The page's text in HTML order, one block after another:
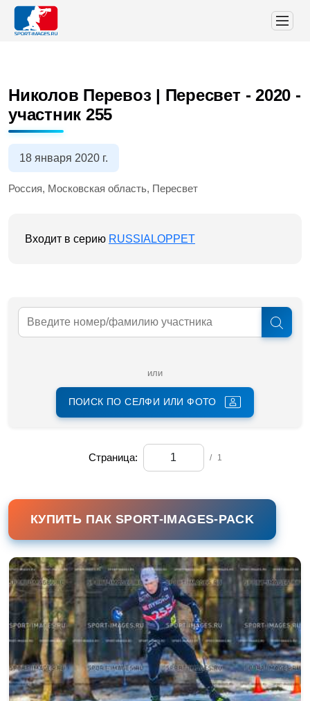
Николов Перевоз | Пересвет - 2020 -
участник 255
18 января 2020 г.
Россия, Московская область, Пересвет
Входит в серию RUSSIALOPPET
или
ПОИСК ПО СЕЛФИ ИЛИ ФОТО
Страница: / 1
КУПИТЬ ПАК SPORT-IMAGES-PACK